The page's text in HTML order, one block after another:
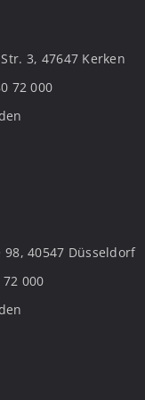
3, 47647 Kerken
72 000
98, 40547 Düsseldorf
000